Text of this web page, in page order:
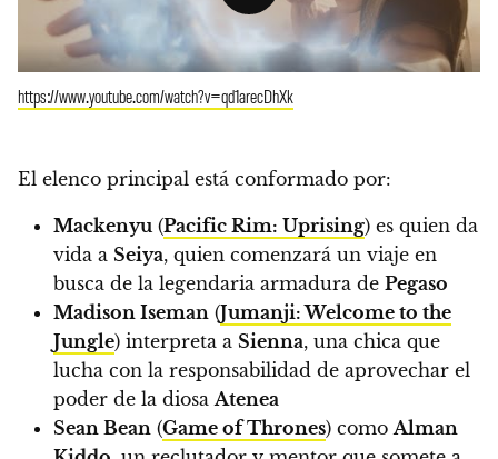
https://www.youtube.com/watch?v=qd1arecDhXk
El elenco principal está conformado por:
Mackenyu (Pacific Rim: Uprising) es quien da
vida a Seiya, quien comenzará un viaje en
busca de la legendaria armadura de Pegaso
Madison Iseman (Jumanji: Welcome to the
Jungle) interpreta a Sienna, una chica que
lucha con la responsabilidad de aprovechar el
poder de la diosa Atenea
Sean Bean (Game of Thrones) como Alman